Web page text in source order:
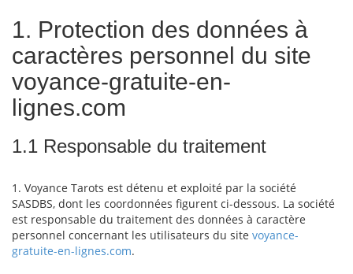
1. Protection des données à
caractères personnel du site
voyance-gratuite-en-
lignes.com
1.1 Responsable du traitement
1. Voyance Tarots est détenu et exploité par la société
SASDBS, dont les coordonnées figurent ci-dessous. La société
est responsable du traitement des données à caractère
personnel concernant les utilisateurs du site voyance-
gratuite-en-lignes.com.